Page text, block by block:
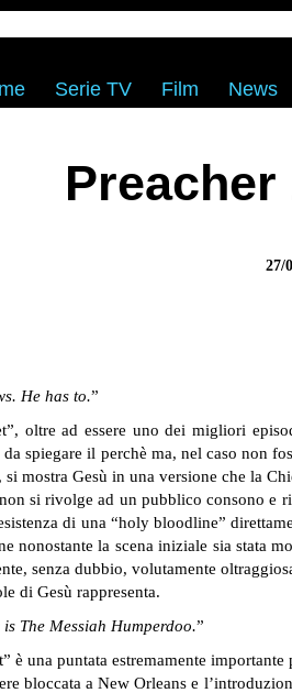
Serie TV Film News
27/
He has to.”
oltre ad essere uno dei migliori
da spiegare il perchè ma, nel caso non
si mostra Gesù in una versione che la
si rivolge ad un pubblico consono e
di una “holy bloodline”
nonostante la scena iniziale sia stata
senza dubbio, volutamente
di Gesù rappresenta.
is The Messiah Humperdoo.”
è una puntata estremamente
bloccata a New Orleans e